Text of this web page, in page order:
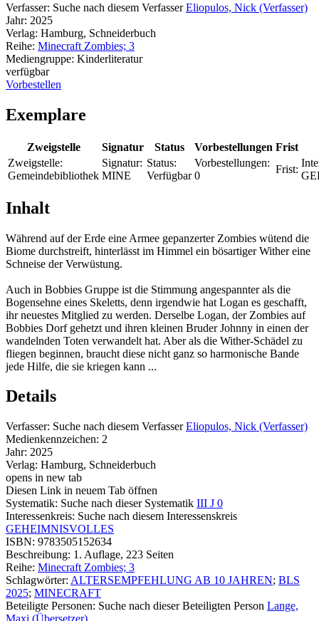
Verfasser: Suche nach diesem Verfasser Eliopulos, Nick (Verfasser)
Jahr: 2025
Verlag: Hamburg, Schneiderbuch
Reihe: Minecraft Zombies; 3
Mediengruppe: Kinderliteratur
verfügbar
Vorbestellen
Exemplare
Zweigstelle Signatur Status Vorbestellungen Frist
Zweigstelle:
Gemeindebibliothek
Signatur:
MINE
Status:
Verfügbar
Vorbestellungen:
0
Frist:
Inhalt
Während auf der Erde eine Armee gepanzerter Zombies wütend die
Biome durchstreift, hinterlässt im Himmel ein bösartiger Wither eine
Schneise der Verwüstung.
Auch in Bobbies Gruppe ist die Stimmung angespannter als die
Bogensehne eines Skeletts, denn irgendwie hat Logan es geschafft,
ihr neuestes Mitglied zu werden. Derselbe Logan, der Zombies auf
Bobbies Dorf gehetzt und ihren kleinen Bruder Johnny in einen der
wandelnden Toten verwandelt hat. Aber als die Wither-Schädel zu
fliegen beginnen, braucht diese nicht ganz so harmonische Bande
jede Hilfe, die sie kriegen kann ...
Details
Verfasser: Suche nach diesem Verfasser Eliopulos, Nick (Verfasser)
Medienkennzeichen: 2
Jahr: 2025
Verlag: Hamburg, Schneiderbuch
opens in new tab
Diesen Link in neuem Tab öffnen
Systematik: Suche nach dieser Systematik III J 0
Interessenkreis: Suche nach diesem Interessenskreis
GEHEIMNISVOLLES
ISBN: 9783505152634
Beschreibung: 1. Auflage, 223 Seiten
Reihe: Minecraft Zombies; 3
Schlagwörter: ALTERSEMPFEHLUNG AB 10 JAHREN; BLS
2025; MINECRAFT
Beteiligte Personen: Suche nach dieser Beteiligten Person Lange,